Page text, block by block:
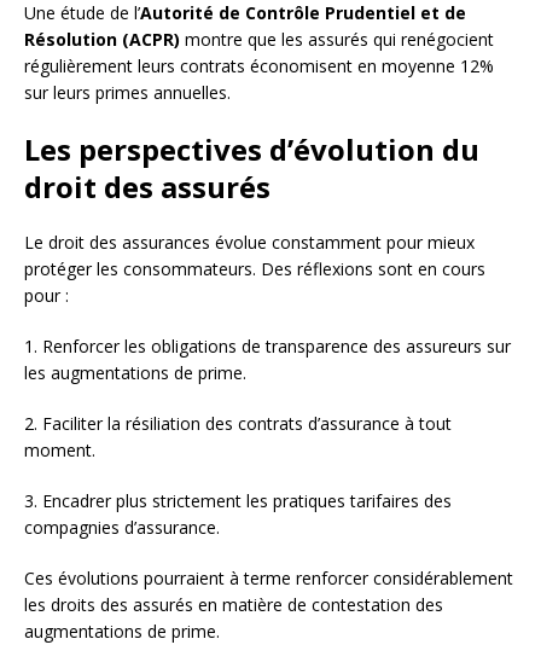
Une étude de l’Autorité de Contrôle Prudentiel et de
Résolution (ACPR) montre que les assurés qui renégocient
régulièrement leurs contrats économisent en moyenne 12%
sur leurs primes annuelles.
Les perspectives d’évolution du
droit des assurés
Le droit des assurances évolue constamment pour mieux
protéger les consommateurs. Des réflexions sont en cours
pour :
1. Renforcer les obligations de transparence des assureurs sur
les augmentations de prime.
2. Faciliter la résiliation des contrats d’assurance à tout
moment.
3. Encadrer plus strictement les pratiques tarifaires des
compagnies d’assurance.
Ces évolutions pourraient à terme renforcer considérablement
les droits des assurés en matière de contestation des
augmentations de prime.